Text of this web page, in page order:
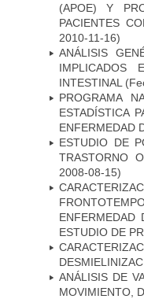
(APOE) Y
PACIENTES
2010-11-16)
ANÁLISIS
IMPLICADOS
INTESTINAL
PROGRAMA
ESTADÍSTICA
ENFERMEDAD
ESTUDIO DE
TRASTORNO
2008-08-15)
ENFERMEDAD
ESTUDIO DE
ANÁLISIS DE
MOVIMIENTO,